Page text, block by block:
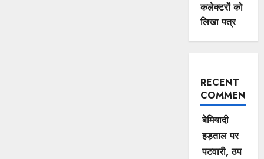
कलेक्टरों को
लिखा पत्र
RECENT
COMMENTS
बेमियादी
हड़ताल पर
पटवारी, ठप